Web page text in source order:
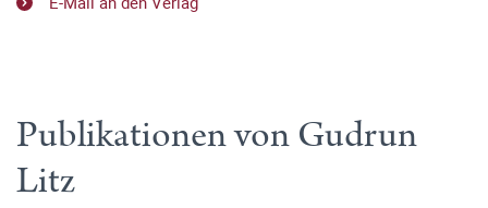
Publikationen von Gudrun
Litz